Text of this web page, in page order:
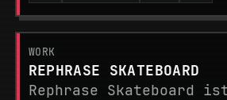
WORK
REPHRASE SKATEBOARD
Rephrase Skateboard